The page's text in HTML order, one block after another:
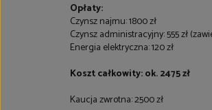
Opłaty:
Czynsz najmu: 1800 zł
Czynsz administracyjny: 555 zł
Energia elektryczna: 120 zł
Koszt całkowity: ok. 2475 zł
Kaucja zwrotna: 2500 zł